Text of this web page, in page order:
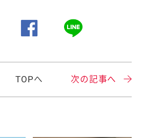
TOPへ 次の記事へ